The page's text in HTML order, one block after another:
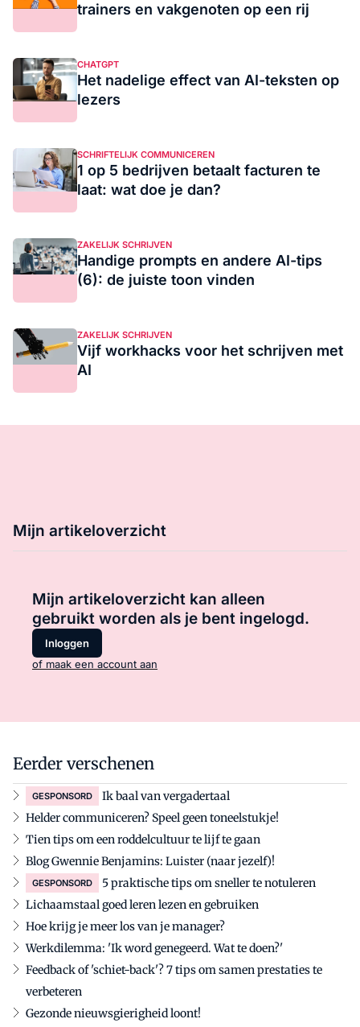
trainers en vakgenoten op een rij
CHATGPT
Het nadelige effect van AI-teksten op
lezers
SCHRIFTELIJK COMMUNICEREN
1 op 5 bedrijven betaalt facturen te
laat: wat doe je dan?
ZAKELIJK SCHRIJVEN
Handige prompts en andere AI-tips
(6): de juiste toon vinden
ZAKELIJK SCHRIJVEN
Vijf workhacks voor het schrijven met
AI
Mijn artikeloverzicht
Mijn artikeloverzicht kan alleen
gebruikt worden als je bent ingelogd.
Inloggen
of maak een account aan
Eerder verschenen
GESPONSORD
Ik baal van vergadertaal
Helder communiceren? Speel geen toneelstukje!
Tien tips om een roddelcultuur te lijf te gaan
Blog Gwennie Benjamins: Luister (naar jezelf)!
GESPONSORD
5 praktische tips om sneller te notuleren
Lichaamstaal goed leren lezen en gebruiken
Hoe krijg je meer los van je manager?
Werkdilemma: 'Ik word genegeerd. Wat te doen?'
Feedback of 'schiet-back'? 7 tips om samen prestaties te
verbeteren
Gezonde nieuwsgierigheid loont!